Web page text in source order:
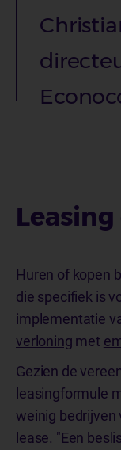
Huren of kopen
die specifiek is
implementatie
verloning met
Gezien de
leasingformule
weinig bedrijven
lease. "Een